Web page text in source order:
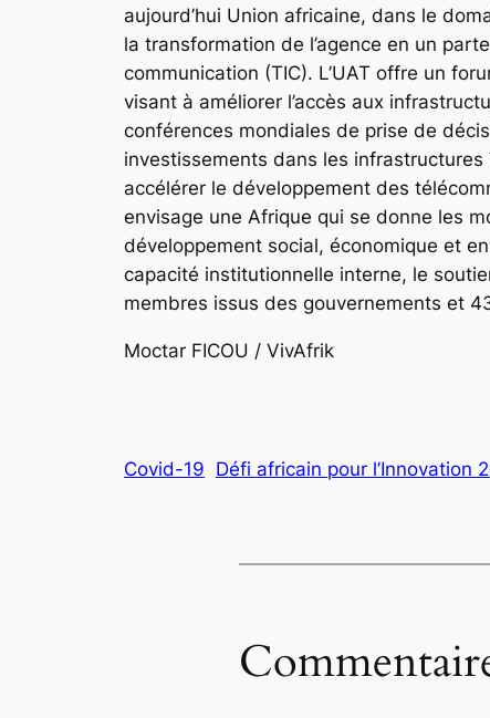
aujourd’hui Union africaine, dans le
la transformation de l’agence en un
communication (TIC). L’UAT offre un
visant à améliorer l’accès aux
conférences mondiales de prise de
investissements dans les
accélérer le développement des
envisage une Afrique qui se donne les
développement social, économique et
capacité institutionnelle interne, le
membres issus des gouvernements et
Moctar FICOU / VivAfrik
Covid-19 Défi africain pour l’Innovation